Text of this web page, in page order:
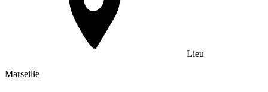
Lieu
Marseille